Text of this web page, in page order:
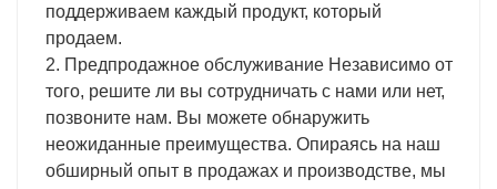
поддерживаем каждый продукт, который
продаем.
2. Предпродажное обслуживание Независимо от
того, решите ли вы сотрудничать с нами или нет,
позвоните нам. Вы можете обнаружить
неожиданные преимущества. Опираясь на наш
обширный опыт в продажах и производстве, мы